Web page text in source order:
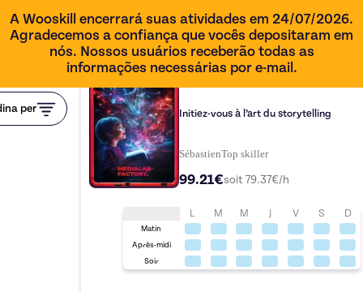
A Wooskill encerrará suas atividades em 24/07/2026.
Agradecemos a confiança que vocês depositaram em
nós. Nossos usuários receberão todas as
informações necessárias por e-mail.
per Initiez-vous à l’art du storytelling
SébastienTop skiller
99.21€soit 79.37€/h
L M M J V S D
Matin
Après-midi
Soir